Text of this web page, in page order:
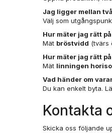
Jag ligger mellan
Välj som
Hur mäter jag rätt
Mät bröstvidd (tvärs
Hur mäter jag rätt
Mät linningen
Vad händer om
Du kan enkelt byta.
Kontakta
Skicka oss följande